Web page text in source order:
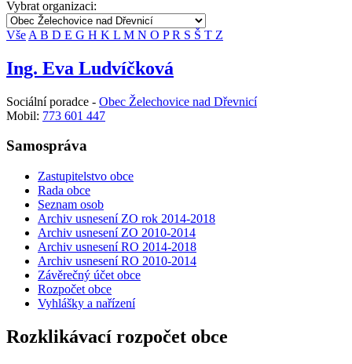
Vybrat organizaci:
Vše A B D E G H K L M N O PR S Š T Z
Ing. Eva Ludvíčková
Sociální poradce - Obec Želechovice nad Dřevnicí
Mobil: 773 601 447
Samospráva
Zastupitelstvo obce
Rada obce
Seznam osob
Archiv usnesení ZO rok 2014-2018
Archiv usnesení ZO 2010-2014
Archiv usnesení RO 2014-2018
Archiv usnesení RO 2010-2014
Závěrečný účet obce
Rozpočet obce
Vyhlášky a nařízení
Rozklikávací rozpočet obce